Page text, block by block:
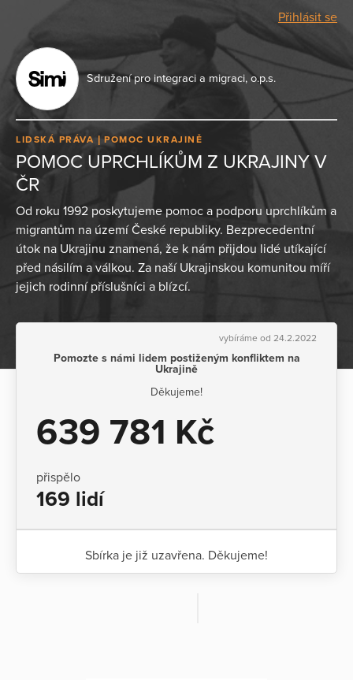
Přihlásit se
Sdružení pro integraci a migraci, o.p.s.
LIDSKÁ PRÁVA POMOC UKRAJINĚ
POMOC UPRCHLÍKŮM Z UKRAJINY V
ČR
Od roku 1992 poskytujeme pomoc a podporu uprchlíkům a
migrantům na území České republiky. Bezprecedentní
útok na Ukrajinu znamená, že k nám přijdou lidé utíkající
před násilím a válkou. Za naší Ukrajinskou komunitou míří
jejich rodinní příslušníci a blízcí.
vybíráme od 24.2.2022
Pomozte s námi lidem postiženým konfliktem na
Ukrajině
Děkujeme!
639 781 Kč
přispělo
169 lidí
Sbírka je již uzavřena. Děkujeme!